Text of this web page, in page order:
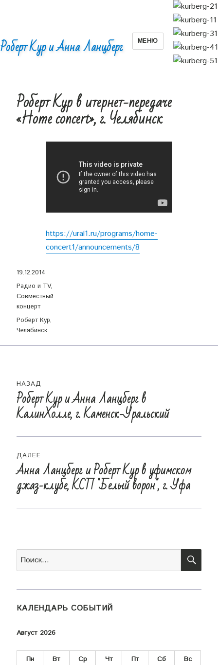
Роберт Кур и Анна Ланцберг МЕНЮ
Роберт Кур в итернет-передаче
«Home concert», г. Челябинск
https://ural1.ru/programs/home-
concert1/announcements/8
Опубликовано
19.12.2014
Рубрики
Радио и TV,
Совместный
концерт
Метки
Роберт Кур,
Челябинск
по
записям
НАЗАД
Предыдущая
запись:
Роберт Кур и Анна Ланцберг в
КалинХолле, г. Каменск-Уральский
ДАЛЕЕ
Следующая
запись:
Анна Ланцберг и Роберт Кур в уфимском
джаз-клубе, КСП "Белый ворон", г. Уфа
Искать:
КАЛЕНДАРЬ СОБЫТИЙ
Август 2026
Пн Вт Ср Чт Пт Сб
Вс